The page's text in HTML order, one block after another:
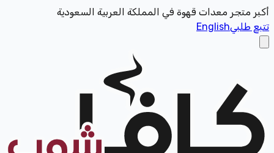
أكبر متجر معدات قهوة في المملكة العربية السعودية
تتبع طلبيEnglish